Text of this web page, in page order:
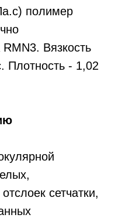
полимер
Вязкость
Плотность - 1,02
сетчатки,